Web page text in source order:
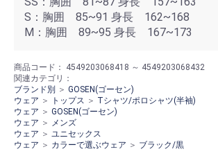
S：胸囲 85~91 身長 162~168
M：胸囲 89~95 身長 167~173
商品コード： 4549203068418 ～ 4549203068432
関連カテゴリ：
ブランド別
＞ GOSEN(ゴーセン)
ウェア ＞ トップス ＞ Tシャツ/ポロシャツ(半袖)
ウェア ＞ GOSEN(ゴーセン)
ウェア ＞ メンズ
ウェア ＞ ユニセックス
ウェア ＞ カラーで選ぶウェア ＞ ブラック/黒